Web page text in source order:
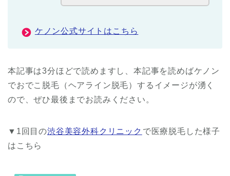
ケノン公式サイトはこちら
本記事は3分ほどで読めますし、本記事を読めばケノン
でおでこ脱毛（ヘアライン脱毛）するイメージが湧く
ので、ぜひ最後までお読みください。
▼1回目の渋谷美容外科クリニック で医療脱毛した様子
はこちら